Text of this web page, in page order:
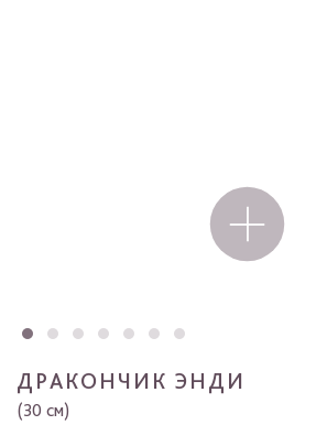
ДРАКОНЧИК ЭНДИ
(30 см)